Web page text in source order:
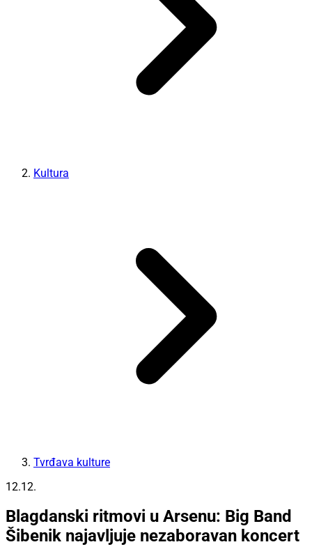
Kultura
Tvrđava kulture
12.12.
Blagdanski ritmovi u Arsenu: Big Band
Šibenik najavljuje nezaboravan koncert